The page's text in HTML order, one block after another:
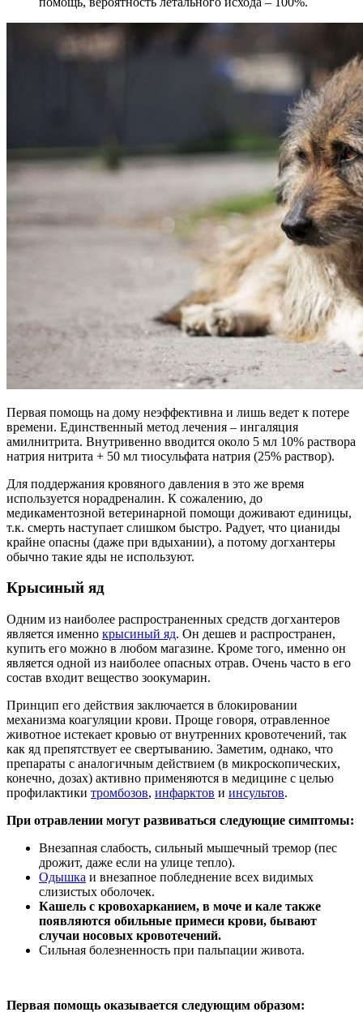
Первая помощь на дому неэффективна и лишь ведет к потере
времени. Единственный метод лечения – ингаляция
амилнитрита. Внутривенно вводится около 5 мл 10% раствора
натрия нитрита + 50 мл тиосульфата натрия (25% раствор).
Для поддержания кровяного давления в это же время
используется норадреналин. К сожалению, до
медикаментозной ветеринарной помощи доживают единицы,
т.к. смерть наступает слишком быстро. Радует, что цианиды
крайне опасны (даже при вдыхании), а потому догхантеры
обычно такие яды не используют.
Крысиный яд
Одним из наиболее распространенных средств догхантеров
является именно крысиный яд. Он дешев и распространен,
купить его можно в любом магазине. Кроме того, именно он
является одной из наиболее опасных отрав. Очень часто в его
состав входит вещество зоокумарин.
Принцип его действия заключается в блокировании
механизма коагуляции крови. Проще говоря, отравленное
животное истекает кровью от внутренних кровотечений, так
как яд препятствует ее свертыванию. Заметим, однако, что
препараты с аналогичным действием (в микроскопических,
конечно, дозах) активно применяются в медицине с целью
профилактики тромбозов, инфарктов и инсультов.
При отравлении могут развиваться следующие симптомы:
Внезапная слабость, сильный мышечный тремор (пес
дрожит, даже если на улице тепло).
Одышка и внезапное побледнение всех видимых
слизистых оболочек.
Кашель с кровохарканием, в моче и кале также
появляются обильные примеси крови, бывают
случаи носовых кровотечений.
Сильная болезненность при пальпации живота.
Первая помощь оказывается следующим образом: